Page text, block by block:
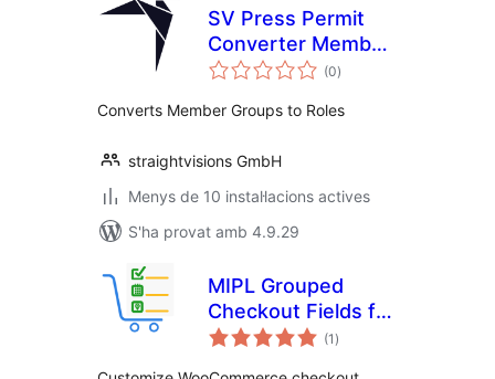
SV Press Permit
Converter Member
Groups to Roles
(0puntuacions
totals
)
Converts Member Groups to Roles
straightvisions GmbH
Menys de 10 instal·lacions actives
S'ha provat amb 4.9.29
MIPL Grouped
Checkout Fields for
WooCommerce.
(1 puntuacions
totals
)